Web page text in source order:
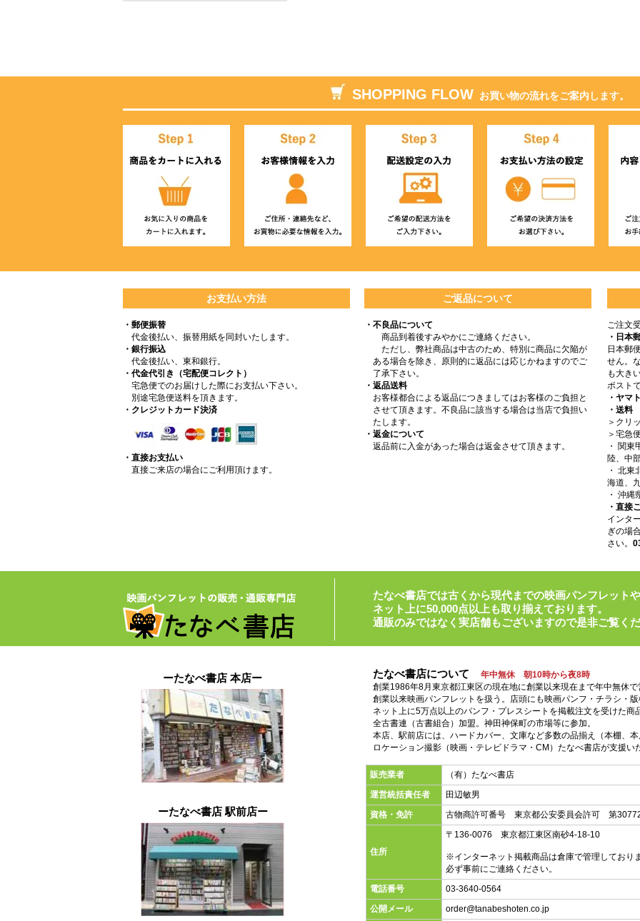
SHOPPING FLOW お買い物の流れをご案内します。
お支払い方法
・郵便振替
代金後払い、振替用紙を同封いたします。
・銀行振込
代金後払い、東和銀行。
・代金代引き（宅配便コレクト）
宅急便でのお届けした際にお支払い下さい。
別途宅急便送料を頂きます。
・クレジットカード決済
・直接お支払い
直接ご来店の場合にご利用頂けます。
ご返品について
・不良品について
商品到着後すみやかにご連絡ください。
ただし、弊社商品は中古のため、特別に商品に欠陥が
ある場合を除き、原則的に返品には応じかねますのでご
了承下さい。
・返品送料
お客様都合による返品につきましてはお客様のご負担と
させて頂きます。不良品に該当する場合は当店で負担い
たします。
・返金について
返品前に入金があった場合は返金させて頂きます。
ご注文
・日本
日本郵
せん。
も大き
ポスト
・ヤマ
・送料
＞クリ
＞宅急
・ 関
陸、中
・ 北
海道、
・ 沖縄
・直接
インタ
ぎの場
さい。
たなべ書店では古くから現代までの映画パンフレット
ネット上に50,000点以上も取り揃えております。
通販のみではなく実店舗もございますので是非ご覧く
ーたなべ書店 本店ー
ーたなべ書店 駅前店ー
たなべ書店について
年中無休 朝10時から夜8時
創業1986年8月東京都江東区の現在地に創業以来現在まで年中無休
創業以来映画パンフレットを扱う。店頭にも映画パンフ・チラシ・
ネット上に5万点以上のパンフ・プレスシートを掲載注文を受けた商
全古書連（古書組合）加盟。神田神保町の市場等に参加。
本店、駅前店には、ハードカバー、文庫など多数の品揃え（本棚、
ロケーション撮影（映画・テレビドラマ・CM）たなべ書店が支援い
販売業者
（有）たなべ書店
運営統括責任者
田辺敏男
資格・免許
古物商許可番号 東京都公安委員会許可 第
住所
〒136-0076 東京都江東区南砂4-18-10
※インターネット掲載商品は倉庫で管理しており
必ず事前にご連絡ください。
電話番号
03-3640-0564
公開メール
order@tanabeshoten.co.jp